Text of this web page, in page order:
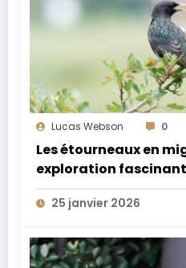
Lucas Webson 0
Les étourneaux en
exploration
annuel
25 janvier 2026